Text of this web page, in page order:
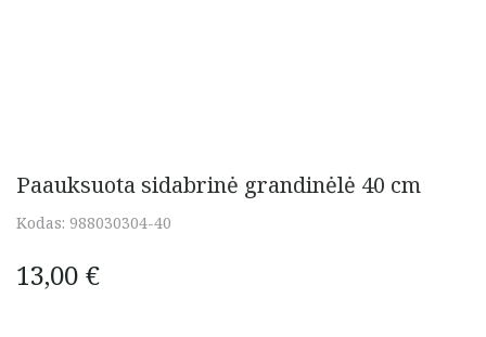
Paauksuota sidabrinė grandinėlė 40 cm
Kodas: 988030304-40
13,00 €